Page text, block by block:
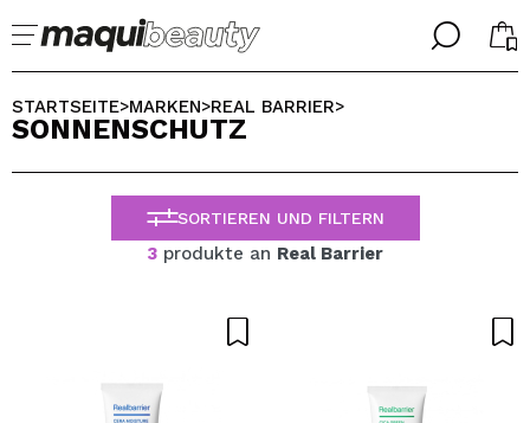
╳
Ich bin bereits #maquilover, ich habe ein Konto
╳
WÄHLE DEINE SPRACHE
ALEMAN
ESPAÑOL
ENGLISH
FRANCES
STARTSEITE>MARKEN>REAL BARRIER>
SONNENSCHUTZ
SORTIEREN UND FILTERN
3 produkte an Real Barrier